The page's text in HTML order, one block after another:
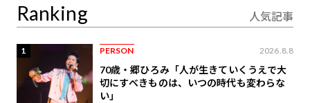
Ranking 人気記事
1 PERSON 2026.8.8
70歳・郷ひろみ「人が生きていくうえで大
切にすべきものは、いつの時代も変わらな
い」